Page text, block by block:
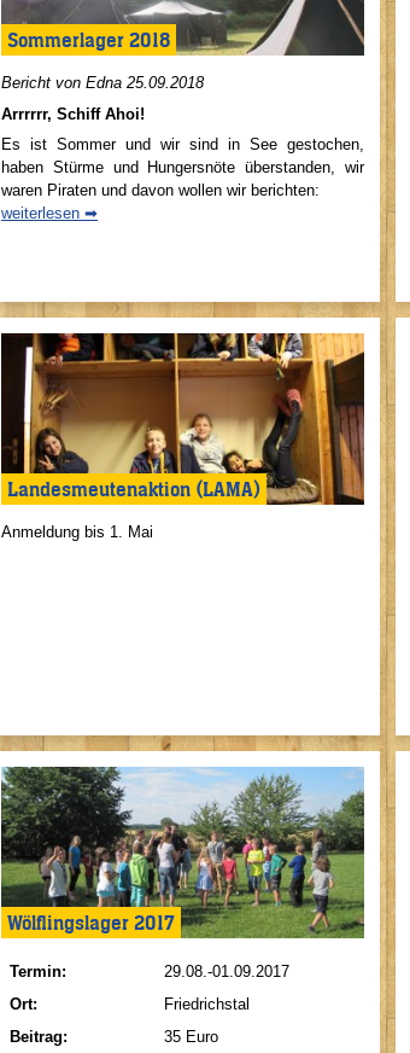
Sommerlager 2018
Bericht von Edna 25.09.2018
Arrrrrr, Schiff Ahoi!
Es ist Sommer und wir sind in See gestochen,
haben Stürme und Hungersnöte überstanden, wir
waren Piraten und davon wollen wir berichten:
weiterlesen ➡
Landesmeutenaktion (LAMA)
Anmeldung bis 1. Mai
Wölflingslager 2017
Termin:
29.08.-01.09.2017
Ort:
Friedrichstal
Beitrag:
35 Euro